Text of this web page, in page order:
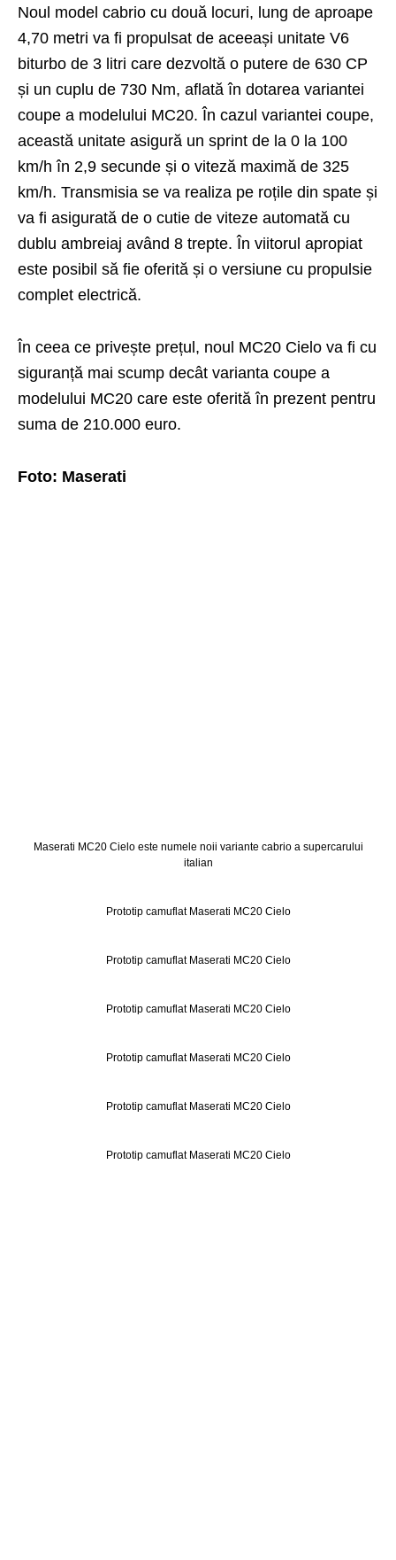
Noul model cabrio cu două locuri, lung de aproape
4,70 metri va fi propulsat de aceeași unitate V6
biturbo de 3 litri care dezvoltă o putere de 630 CP
și un cuplu de 730 Nm, aflată în dotarea variantei
coupe a modelului MC20. În cazul variantei coupe,
această unitate asigură un sprint de la 0 la 100
km/h în 2,9 secunde și o viteză maximă de 325
km/h. Transmisia se va realiza pe roțile din spate și
va fi asigurată de o cutie de viteze automată cu
dublu ambreiaj având 8 trepte. În viitorul apropiat
este posibil să fie oferită și o versiune cu propulsie
complet electrică.
În ceea ce privește prețul, noul MC20 Cielo va fi cu
siguranță mai scump decât varianta coupe a
modelului MC20 care este oferită în prezent pentru
suma de 210.000 euro.
Foto: Maserati
Maserati MC20 Cielo este numele noii variante cabrio a supercarului
italian
Prototip camuflat Maserati MC20 Cielo
Prototip camuflat Maserati MC20 Cielo
Prototip camuflat Maserati MC20 Cielo
Prototip camuflat Maserati MC20 Cielo
Prototip camuflat Maserati MC20 Cielo
Prototip camuflat Maserati MC20 Cielo